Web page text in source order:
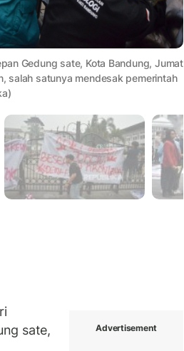
Gedung sate, Kota Bandung, Jumat
salah satunya mendesak pemerintah
sate,
Advertisement